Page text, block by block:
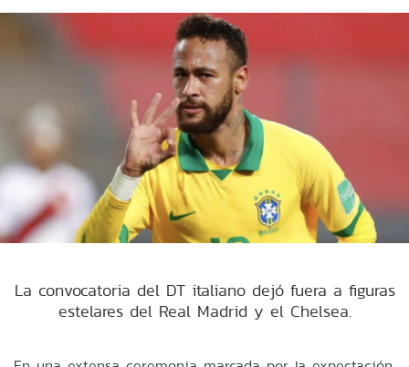
La convocatoria del DT italiano dejó fuera a figuras
estelares del Real Madrid y el Chelsea.